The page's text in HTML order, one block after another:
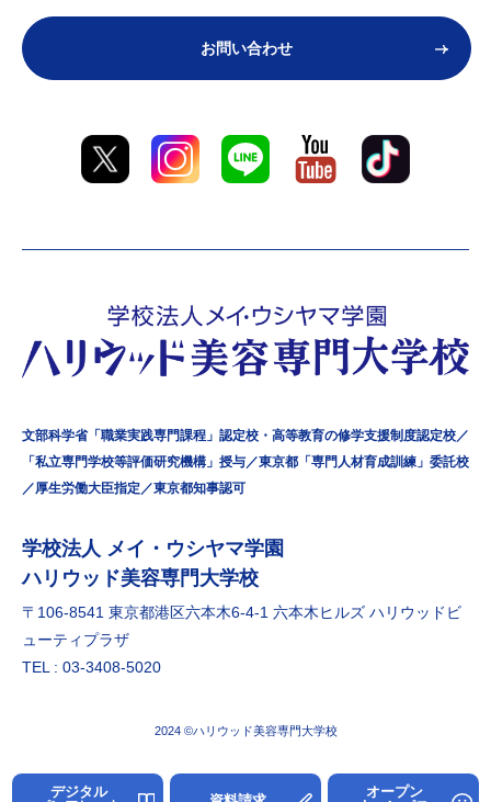
デジタル
オープン
文部科学省「職業実践専門課程」認定校・高等教育の修学支援制度認定校／
「私立専門学校等評価研究機構」授与／東京都「専門人材育成訓練」委託校
／厚生労働大臣指定／東京都知事認可
学校法⼈ メイ・ウシヤマ学園
ハリウッド美容専門大学校
〒106-8541 東京都港区六本⽊6-4-1 六本⽊ヒルズ ハリウッドビ
ューティプラザ
TEL : 03-3408-5020
お問い合わせ
2024 ©ハリウッド美容専門大学校